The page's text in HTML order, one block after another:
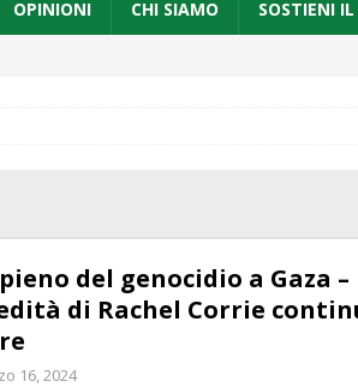
OPINIONI CHI SIAMO SOSTIENI
del genocidio a Gaza –
di Rachel Corrie
16, 2024